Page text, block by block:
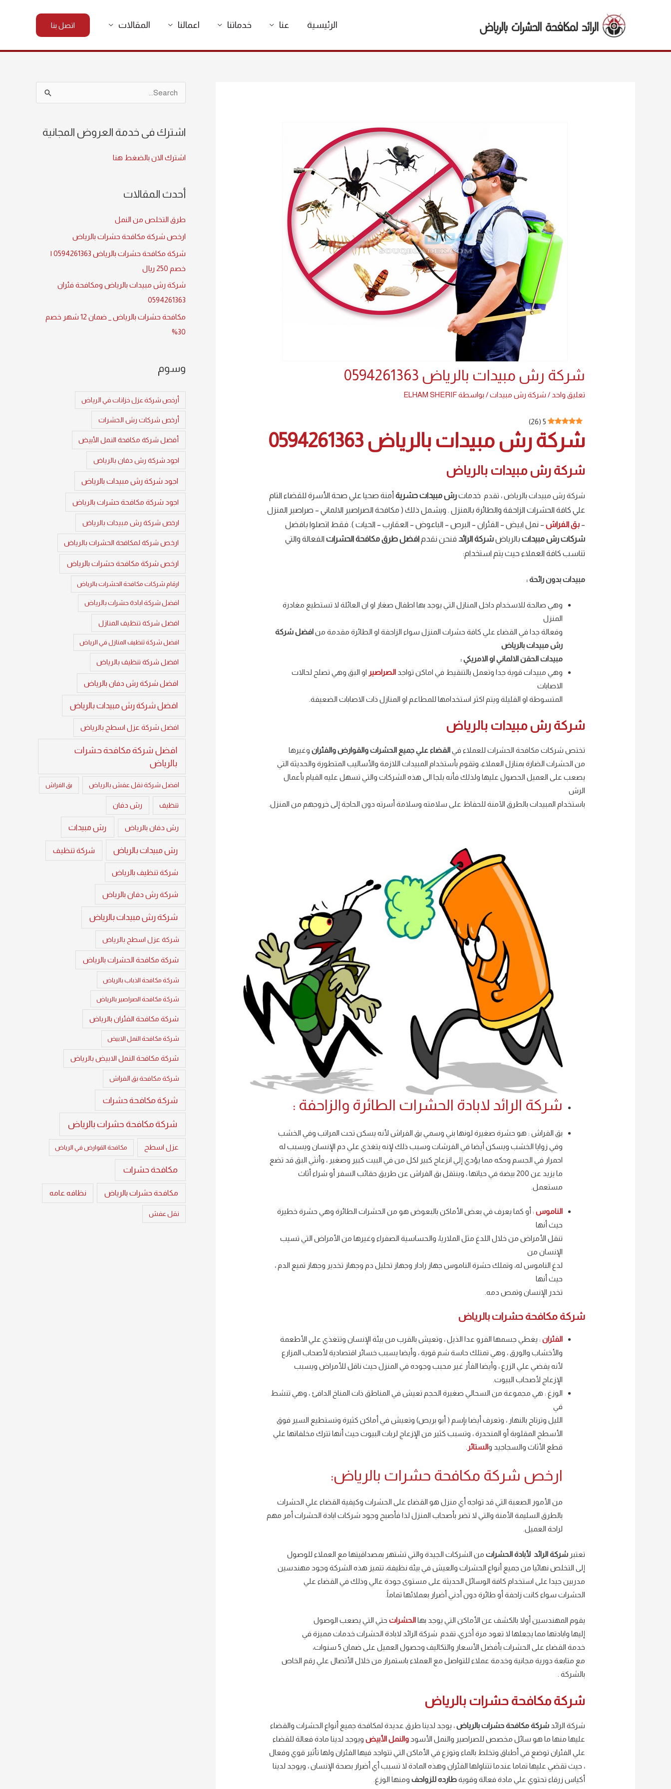
الرئيسية عنا خدماتنا اعمالنا المقالات اتصل بنا
شركة رش مبيدات بالرياض 0594261363
تعليق واحد / شركة رش مبيدات/ بواسطةELHAM SHERIF
5
(
26
)
شركة رش مبيدات بالرياض 0594261363
شركة رش مبيدات بالرياض
شركة رش مبيدات بالرياض ، تقدم خدماترش مبيداتحشرية أمنة صحيا علي صحة الأسرة للقضاء التام
علي كافة الحشرات الزاحفة والطائرة بالمنزل . ويشمل ذلك ( مكافحة الصراصير الالماني – صراصير المنزل
–بق الفراش – نمل ابيض – الفئران – البرص – الباعوض – العقارب – الحيات ). فقط اتصلوا بافضل
شركات رش مبيدات بالرياضشركة الرائد فنحن نقدم افضل طرق مكافحة الحشرات الفعالة والتي
تناسب كافة العملاء حيث يتم استخدام:
مبيدات بدون رائحة :
وهي صالحة للاسخدام داخل المنازل التي يوجد بها اطفال صغار او ان العائلة لا تستطيع مغادرة
المنزل
وفعالة جدا في القضاء علي كافة حشرات المنزل سواء الزاحفة او الطائرة مقدمة منافضل شركة
رش مبيدات بالرياض
مبيدات الحقن الالماني او الامريكي :
وهي مبيدات قوية جدا وتعمل بالتنقيط في اماكن تواجدالصراصير او البق وهي تصلح لحالات
الاصابات
المتسوطة او القليلة ويتم اكثر استخدامها للمطاعم او المنازل ذات الاصابات الضعيفة.
شركة رش مبيدات بالرياض
تختص شركات مكافحة الحشرات للعملاء فيالقضاء علي جميع الحشرات والقوارض والفئران وغيرها
من الحشرات الضارة بمنازل العملاء، وتقوم بأستخدام المبيدات اللازمة والأساليب المتطورة والحديثة التي
يصعب على العميل الحصول عليها ولذلك فأنه يلجا الى هذه الشركات والتي تسهل عليه القيام بأعمال
الرش
باستخدام المبيدات بالطرق الآمنة للحفاظ على سلامته وسلامة أسرته دون الحاجة إلى خروجهم من المنزل.
شركة الرائد لابادة الحشرات الطائرة والزاحفة :
بق الفراش : هو حشرة صغيرة لونها بني وسمي بق الفراش لأنه يسكن تحت المراتب وفي الخشب
وفي زوايا الخشب ويسكن أيضا في الفرشات وسبب ذلك لإنه يتغذي علي دم الإنسان ويسبب له
احمرار في الجسم وحكه مما يؤدي إلي انزعاج كبير لكل من في البيت كبير وصغير ، وأنثي البق قد تضع
ما يزيد عن 200 بيضة في حياتها ، وينتقل بق الفراش عن طريق حقائب السفر أو شراء أثاث
مستعمل.
الناموس : أو كما يعرف في بعض الأماكن بالبعوض هو من الحشرات الطائرة وهي حشرة خطيرة
حيث أنها
تنقل الأمراض من خلال اللدغ مثل الملاريا، والحساسية الصفراء وغيرها من الأمراض التي تسيب
الإنسان من
لدغ الناموس له، وتملك حشرة الناموس جهاز رادار وجهاز تحليل دم وجهاز تخدير وجهاز تميع الدم ،
حيث أنها
تخدر الإنسان وتمص دمه.
شركة مكافحة حشرات بالرياض
الفئران : يغطي جسمها الفرو عدا الذيل ، وتعيش بالقرب من بيئة الإنسان وتتغذي علي الأطعمة
والأخشاب والورق ، وهي تمتلك حاسة شم قوية ، وأيضا يسبب خسائر اقتصادية لأصحاب المزارع
لأنه يقضي علي الزرع ، وأيضا الفأر غير محبب وجوده في المنزل حيث ناقل للأمراض ويسبب
الإزعاج لأصحاب البيوت.
الوزغ : هي مجموعة من السحالي صغيرة الحجم تعيش في المناطق ذات المناخ الدافئ ، وهي تنشط
في
الليل وترتاح بالنهار ، وتعرف أيضا بإسم ( أبو بريص) وتعيش في أماكن كثيرة وتستطيع السير فوق
الأسطح المقلوبة أو المنحدرة ، وتسبب كثير من الإزعاج لربات البيوت حيث أنها تترك مخلفاتها علي
قطع الأثاث والسجاجيد والستائر
ارخص شركة مكافحة حشرات بالرياض:
من الأمور الصعبة التي قد تواجه أي منزل هو القضاء على الحشرات وكيفية القضاء علي الحشرات
بالطرق السليمة الأمنة والتي لا تضر بأصحاب المنزل لذا فأصبح وجود شركات ابادة الحشرات أمر مهم
لراحة العميل.
تعتبرشركة الرائد لأبادة الحشرات من الشركات الجيدة والتي تشتهر بمصداقيتها مع العملاء للوصول
إلى التخلص نهائيا من جميع أنواع الحشرات والعيش في بيئة نظيفة، تتميز هذه الشركة وجود مهندسين
مدربين جيدا على استخدام كافة الوسائل الحديثة على مستوى جودة عالي وذلك في القضاء علي
الحشرات سواء كانت زاحفة أو طائرة دون أدني أضرار بعملائها تماماً.
يقوم المهندسين أولا بالكشف عن الأماكن التي يوجد بهاالحشرات حتي التي يصعب الوصول
إليها وابادتها مما يجعلها لا تعود مرة أخري، تقدم شركة الرائد لابادة الحشرات خدمات مميزة في
خدمة القضاء على الحشرات بأفضل الأسعار والتكاليف وحصول العميل على ضمان 5 سنوات،
مع متابعة دورية مجانية وخدمة عملاء للتواصل مع العملاء باستمرار من خلال الأتصال علي رقم الخاص
بالشركة .
شركة مكافحة حشرات بالرياض
شركة الرائدشركة مكافحة حشرات بالرياض، يوجد لدينا طرق عديدة لمكافحة جميع أنواع الحشرات والقضاء
عليها منها ما هو سائل مخصص للصراصير والنمل الأسودوالنمل الأبيض ويوجد لدينا مادة فعالة للقضاء
علي الفئران توضع في أطباق وتخلط بالماء وتوزع في الأماكن التي تتواجد فيها الفئران ولها تأثير قوي وفعال
، حيث تقضي عليها تماما عندما تتناولها الفئران وهذه المادة لا تسبب أي أضرار بصحة الإنسان ، ويوجد لدينا
أكياس زرقاء تحتوي علي مادة فعالة وقويةطارده للزواحف ومنها الوزغ.
c
o
اشترك فى خدمة العروض المجانية
اشترك الان بالضغط هنا
أحدث المقالات
طرق التخلص من النمل
ارخص شركة مكافحة حشرات بالرياض
شركة مكافحة حشرات بالرياض 0594261363 |
خصم 250 ريال
شركة رش مبيدات بالرياض ومكافحة فئران
0594261363
مكافحة حشرات بالرياض _ ضمان 12 شهر خصم
30%
وسوم
أرخص شركة عزل خزانات في الرياض
أرخص شركات رش الحشرات
أفضل شركة مكافحة النمل الأبيض
اجود شركة رش دفان بالرياض
اجود شركة رش مبيدات بالرياض
اجود شركة مكافحة حشرات بالرياض
ارخص شركة رش مبيدات بالرياض
ارخص شركة لمكافحة الحشرات بالرياض
ارخص شركة مكافحة حشرات بالرياض
ارقام شركات مكافحة الحشرات بالرياض
افضل شركة ابادة حشرات بالرياض
افضل شركة تنظيف المنازل
افضل شركة تنظيف المنازل في الرياض
افضل شركة تنظيف بالرياض
افضل شركة رش دفان بالرياض
افضل شركة رش مبيدات بالرياض
افضل شركة عزل اسطح بالرياض
افضل شركة مكافحة حشرات
بالرياض
افضل شركة نقل عفش بالرياض بق الفراش
تنظيف رش دفان
رش دفان بالرياض رش مبيدات
رش مبيدات بالرياض شركة تنظيف
شركة تنظيف بالرياض
شركة رش دفان بالرياض
شركة رش مبيدات بالرياض
شركة عزل اسطح بالرياض
شركة مكافحة الحشرات بالرياض
شركة مكافحة الذباب بالرياض
شركة مكافحة الصراصير بالرياض
شركة مكافحة الفئران بالرياض
شركة مكافحة النمل الابيض
شركة مكافحة النمل الابيض بالرياض
شركة مكافحة بق الفراش
شركة مكافحة حشرات
شركة مكافحة حشرات بالرياض
عزل اسطح مكافحة القوارض في الرياض
مكافحة حشرات
مكافحة حشرات بالرياض نظافه عامه
نقل عفش